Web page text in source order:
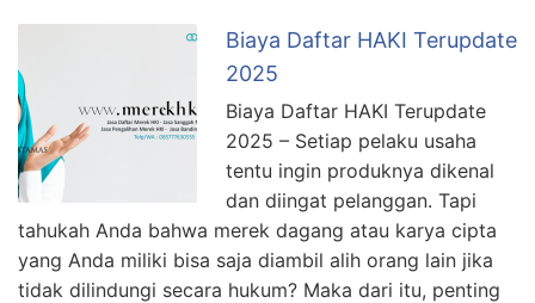
Biaya Daftar HAKI Terupdate
2025
Biaya Daftar HAKI Terupdate
2025 – Setiap pelaku usaha
tentu ingin produknya dikenal
dan diingat pelanggan. Tapi
tahukah Anda bahwa merek dagang atau karya cipta
yang Anda miliki bisa saja diambil alih orang lain jika
tidak dilindungi secara hukum? Maka dari itu, penting